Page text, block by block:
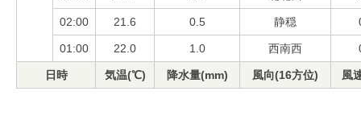
02:00 21.6 0.5 静穏
01:00 22.0 1.0 西南西
日時 気温(℃) 降水量(mm) 風向(16方位) 風